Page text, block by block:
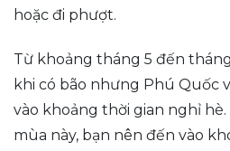
hoặc đi phượt.
Từ khoảng tháng 5 đến
khi có bão nhưng Phú Quốc
vào khoảng thời gian nghỉ
mùa này, bạn nên đến vào